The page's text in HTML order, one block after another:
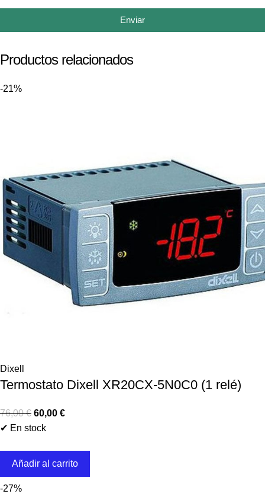
Enviar
Productos relacionados
-21%
Dixell
Termostato Dixell XR20CX-5N0C0 (1 relé)
76,00€ 60,00 €
✔ En stock
Añadir al carrito
-27%